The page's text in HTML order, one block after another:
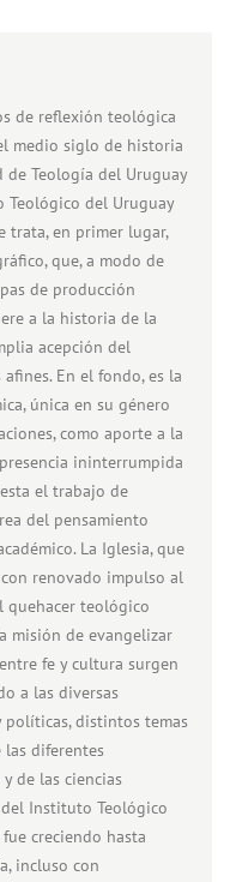
de reflexión teológica
medio siglo de historia
de Teología del Uruguay
Teológico del Uruguay
trata, en primer lugar,
que, a modo de
de producción
a la historia de la
acepción del
En el fondo, es la
única en su género
como aporte a la
ininterrumpida
el trabajo de
del pensamiento
La Iglesia, que
renovado impulso al
quehacer teológico
misión de evangelizar
fe y cultura surgen
a las diversas
políticas, distintos temas
diferentes
de las ciencias
del Instituto Teológico
creciendo hasta
incluso con